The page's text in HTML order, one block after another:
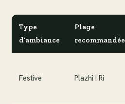
Type
d’ambiance
Plage
recommandée
Festive Plazhi i Ri